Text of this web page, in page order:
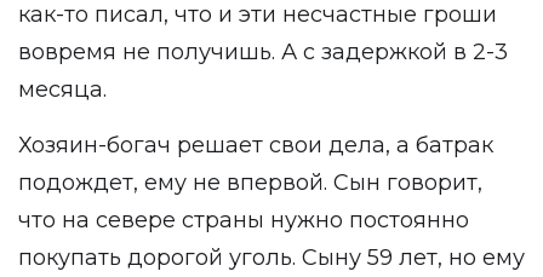
как-то писал, что и эти несчастные гроши
вовремя не получишь. А с задержкой в 2-3
месяца.
Хозяин-богач решает свои дела, а батрак
подождет, ему не впервой. Сын говорит,
что на севере страны нужно постоянно
покупать дорогой уголь. Сыну 59 лет, но ему